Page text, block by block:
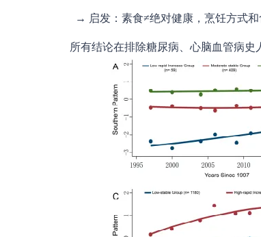
→ 启发：素食≠绝对健康，烹饪方式和
所有结论在排除糖尿病、心脑血管病史